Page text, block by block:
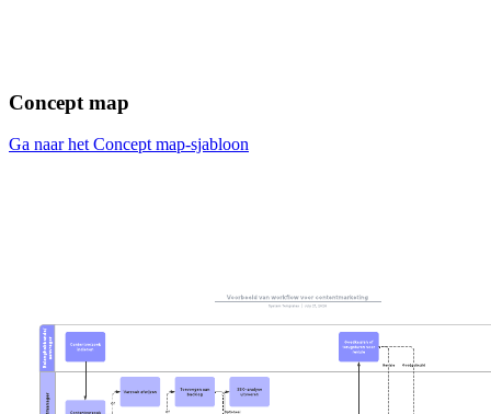
Concept map
Ga naar het Concept map-sjabloon